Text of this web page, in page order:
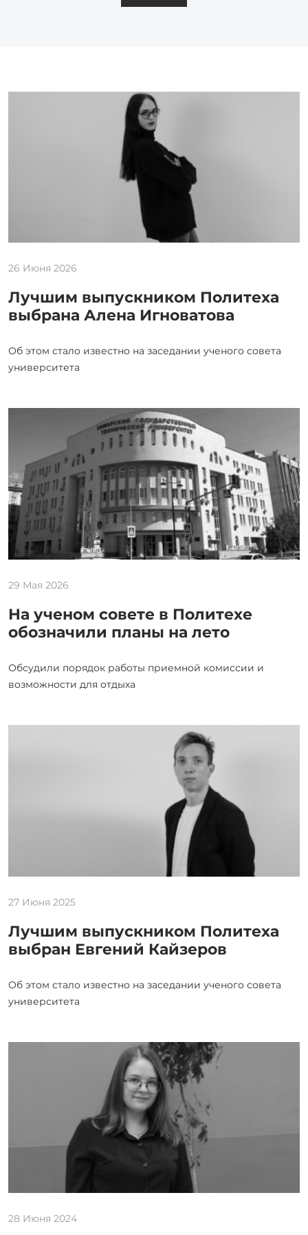
26 Июня 2026
Лучшим выпускником Политеха
выбрана Алена Игноватова
Об этом стало известно на заседании ученого совета
университета
29 Мая 2026
На ученом совете в Политехе
обозначили планы на лето
Обсудили порядок работы приемной комиссии и
возможности для отдыха
27 Июня 2025
Лучшим выпускником Политеха
выбран Евгений Кайзеров
Об этом стало известно на заседании ученого совета
университета
28 Июня 2024